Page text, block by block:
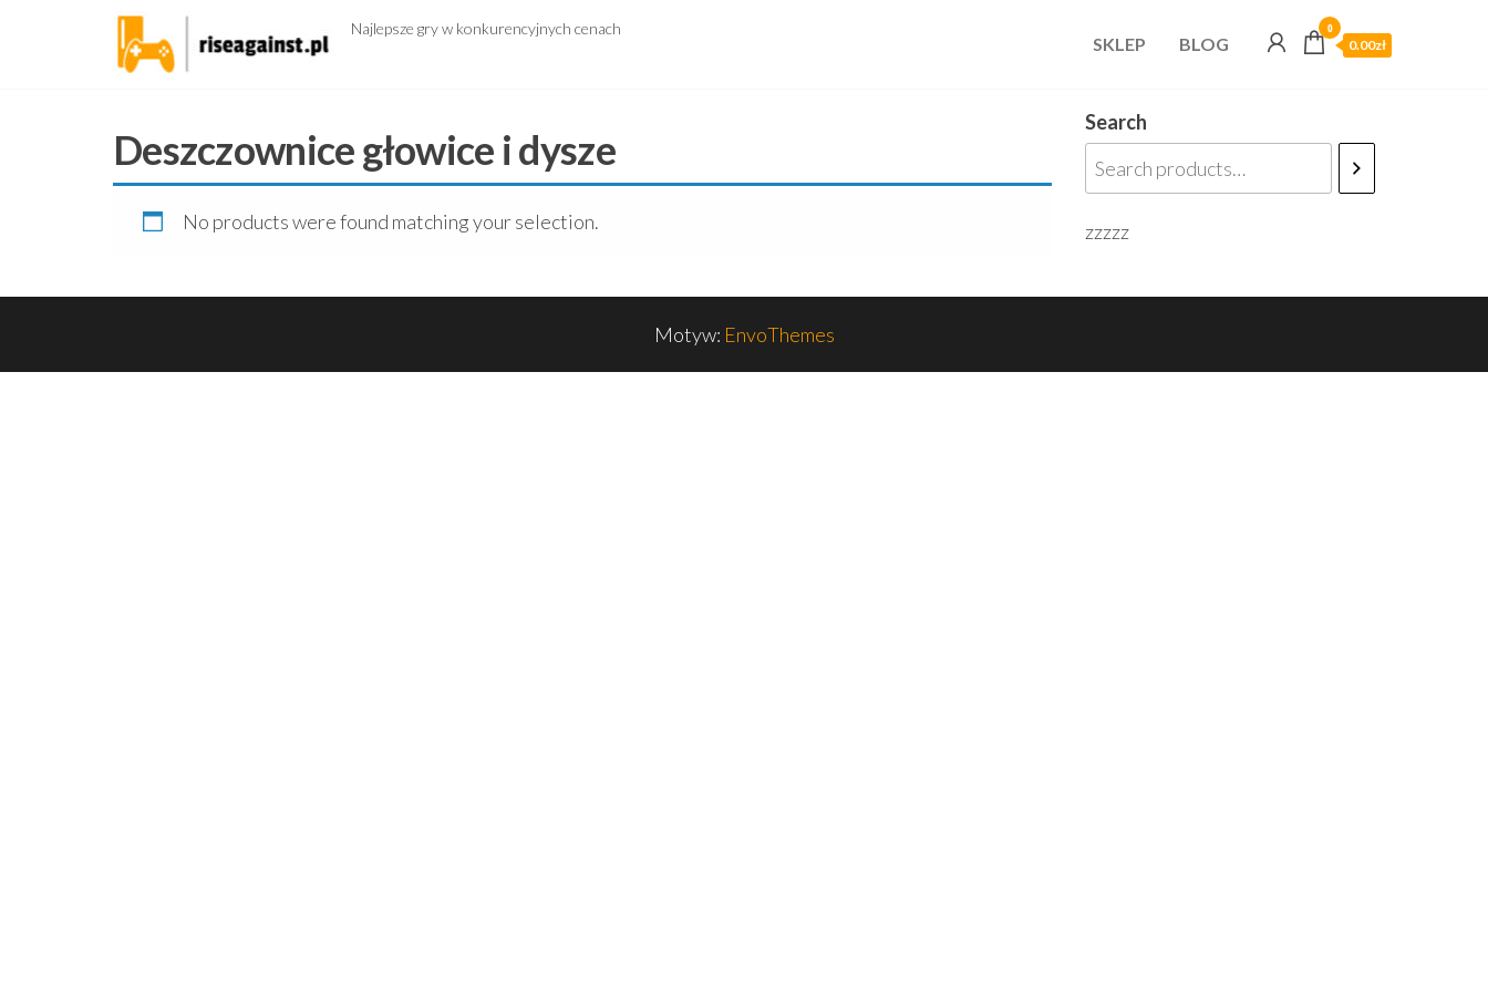
Najlepsze gry w konkurencyjnych cenach
SKLEP BLOG
0
0.00zł
Deszczownice głowice i dysze
No products were found matching your selection.
Search
zzzzz
Motyw: EnvoThemes